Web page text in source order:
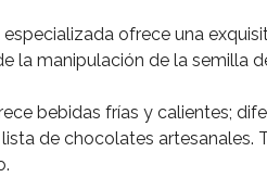
especializada ofrece una
la manipulación de la semilla
bebidas frías y calientes;
de chocolates artesanales.